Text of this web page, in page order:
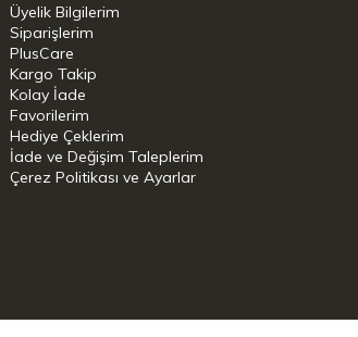
Üyelik Bilgilerim
Siparişlerim
PlusCare
Kargo Takip
Kolay İade
Favorilerim
Hediye Çeklerim
İade ve Değişim Taleplerim
Çerez Politikası ve Ayarlar